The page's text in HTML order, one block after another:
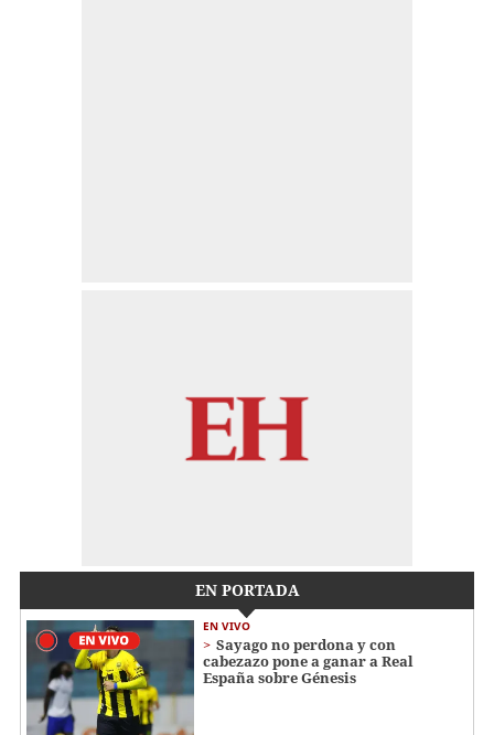
EN PORTADA
EN VIVO
Sayago no perdona y con
cabezazo pone a ganar a Real
España sobre Génesis